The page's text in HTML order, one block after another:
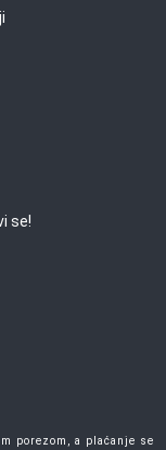
se!
porezom, a plaćanje se